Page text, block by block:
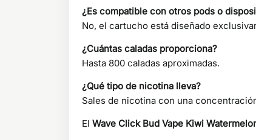
¿Es compatible con otros pods o
No, el cartucho está diseñado
¿Cuántas caladas proporciona?
Hasta 800 caladas aproximadas.
¿Qué tipo de nicotina lleva?
Sales de nicotina con una
El Wave Click Bud Vape Kiwi